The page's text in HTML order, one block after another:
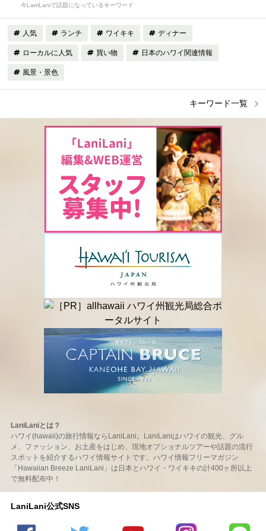
今LaniLaniで話題になっているキーワード
人気 ランチ ワイキキ ディナー
ローカルに人気 買い物 日本のハワイ関連情報
風景・景色
キーワード一覧
LaniLaniとは？
ハワイ(hawaii)の旅行情報ならLaniLani。LaniLaniはハワイの観光、グル
メ、ファッション、お土産をはじめ、現地オプショナルツアーや話題の流行
スポットを紹介するハワイ情報サイトです。ハワイ情報フリーマガジン
「Hawaiian Breeze LaniLani」は日本とハワイ・ワイキキの計400ヶ所以上
で無料配布中！
LaniLani公式SNS